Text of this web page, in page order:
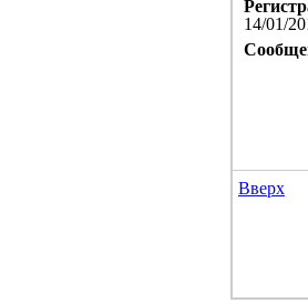
14/01/
Вверх